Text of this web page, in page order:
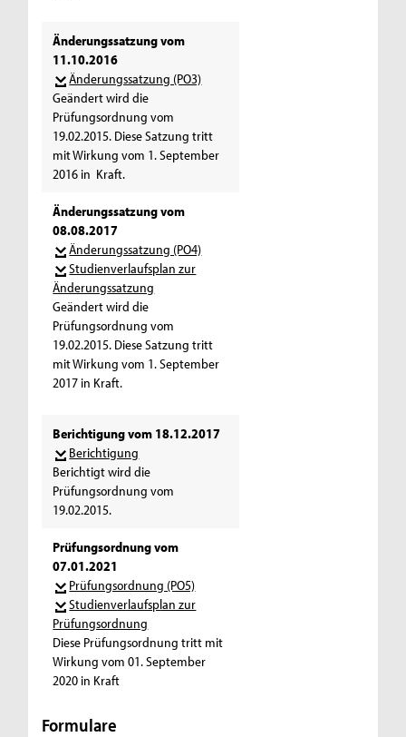
Änderungssatzung vom
11.10.2016
Änderungssatzung (PO3)
Geändert wird die
Prüfungsordnung vom
19.02.2015. Diese Satzung tritt
mit Wirkung vom 1. September
2016 in Kraft.
Änderungssatzung vom
08.08.2017
Änderungssatzung (PO4)
Studienverlaufsplan zur
Änderungssatzung
Geändert wird die
Prüfungsordnung vom
19.02.2015. Diese Satzung tritt
mit Wirkung vom 1. September
2017 in Kraft.
Berichtigung vom 18.12.2017
Berichtigung
Berichtigt wird die
Prüfungsordnung vom
19.02.2015.
Prüfungsordnung vom
07.01.2021
Prüfungsordnung (PO5)
Studienverlaufsplan zur
Prüfungsordnung
Diese Prüfungsordnung tritt mit
Wirkung vom 01. September
2020 in Kraft
Formulare